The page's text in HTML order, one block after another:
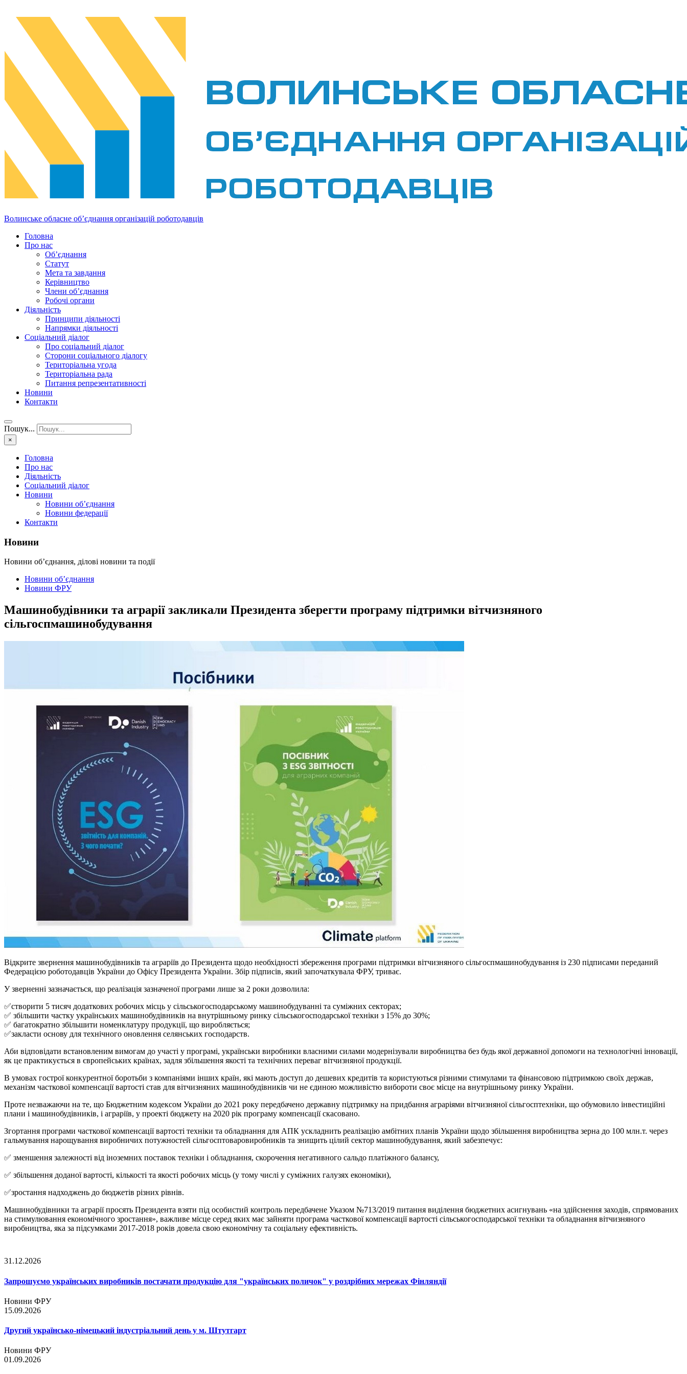
Волинське обласне об’єднання організацій роботодавців
Головна
Про нас
Об’єднання
Статут
Мета та завдання
Керівництво
Члени об’єднання
Робочі органи
Діяльність
Принципи діяльності
Напрямки діяльності
Соціальний діалог
Про соціальний діалог
Сторони соціального діалогу
Територіальна угода
Територіальна рада
Питання репрезентативності
Новини
Контакти
Пошук...
×
Головна
Про нас
Діяльність
Соціальний діалог
Новини
Новини об’єднання
Новини федерації
Контакти
Новини
Новини об’єднання, ділові новини та події
Новини об’єднання
Новини ФРУ
Машинобудівники та аграрії закликали Президента зберегти програму підтримки вітчизняного
сільгоспмашинобудування
Відкрите звернення машинобудівників та аграріїв до Президента щодо необхідності збереження програми підтримки вітчизняного сільгоспмашинобудування із 230 підписами переданий
Федерацією роботодавців України до Офісу Президента України. Збір підписів, який започаткувала ФРУ, триває.
У зверненні зазначається, що реалізація зазначеної програми лише за 2 роки дозволила:
✅створити 5 тисяч додаткових робочих місць у сільськогосподарському машинобудуванні та суміжних секторах;
✅ збільшити частку українських машинобудівників на внутрішньому ринку сільськогосподарської техніки з 15% до 30%;
✅ багатократно збільшити номенклатуру продукції, що виробляється;
✅закласти основу для технічного оновлення селянських господарств.
Аби відповідати встановленим вимогам до участі у програмі, українськи виробники власними силами модернізували виробництва без будь якої державної допомоги на технологічні інновації,
як це практикується в європейських країнах, задля збільшення якості та технічних переваг вітчизняної продукції.
В умовах гострої конкурентної боротьби з компаніями інших країн, які мають доступ до дешевих кредитів та користуються різними стимулами та фінансовою підтримкою своїх держав,
механізм часткової компенсації вартості став для вітчизняних машинобудівників чи не єдиною можливістю вибороти своє місце на внутрішньому ринку України.
Проте незважаючи на те, що Бюджетним кодексом України до 2021 року передбачено державну підтримку на придбання аграріями вітчизняної сільгосптехніки, що обумовило інвестиційні
плани і машинобудівників, і аграріїв, у проекті бюджету на 2020 рік програму компенсації скасовано.
Згортання програми часткової компенсації вартості техніки та обладнання для АПК ускладнить реалізацію амбітних планів України щодо збільшення виробництва зерна до 100 млн.т. через
гальмування нарощування виробничих потужностей сільгосптоваровиробників та знищить цілий сектор машинобудування, який забезпечує:
✅ зменшення залежності від іноземних поставок техніки і обладнання, скорочення негативного сальдо платіжного балансу,
✅ збільшення доданої вартості, кількості та якості робочих місць (у тому числі у суміжних галузях економіки),
✅зростання надходжень до бюджетів різних рівнів.
Машинобудівники та аграрії просять Президента взяти під особистий контроль передбачене Указом №713/2019 питання виділення бюджетних асигнувань «на здійснення заходів, спрямованих
на стимулювання економічного зростання», важливе місце серед яких має зайняти програма часткової компенсації вартості сільськогосподарської техніки та обладнання вітчизняного
виробництва, яка за підсумками 2017-2018 років довела свою економічну та соціальну ефективність.
31.12.2026
Запрошуємо українських виробників постачати продукцію для "українських поличок" у роздрібних мережах Фінляндії
Новини ФРУ
15.09.2026
Другий українсько-німецький індустріальний день у м. Штутгарт
Новини ФРУ
01.09.2026